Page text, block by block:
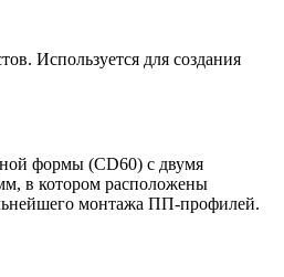
Используется для создания
формы (CD60) с двумя
в котором расположены
монтажа ПП-профилей.